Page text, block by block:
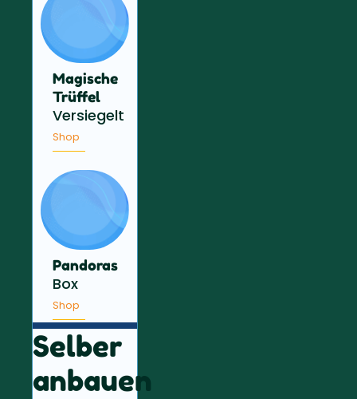
Magische
Trüffel
Versiegelt
Shop
Pandoras
Box
Shop
Selber
anbauen